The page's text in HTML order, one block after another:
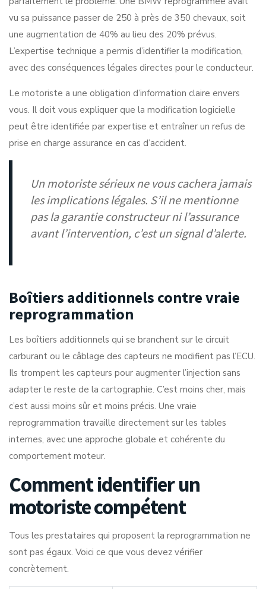
vu sa puissance passer de 250 à près de 350 chevaux, soit
une augmentation de 40% au lieu des 20% prévus.
L’expertise technique a permis d’identifier la modification,
avec des conséquences légales directes pour le conducteur.
Le motoriste a une obligation d’information claire envers
vous. Il doit vous expliquer que la modification logicielle
peut être identifiée par expertise et entraîner un refus de
prise en charge assurance en cas d’accident.
Un motoriste sérieux ne vous cachera jamais
les implications légales. S’il ne mentionne
pas la garantie constructeur ni l’assurance
avant l’intervention, c’est un signal d’alerte.
Boîtiers additionnels contre vraie
reprogrammation
Les boîtiers additionnels qui se branchent sur le circuit
carburant ou le câblage des capteurs ne modifient pas l’ECU.
Ils trompent les capteurs pour augmenter l’injection sans
adapter le reste de la cartographie. C’est moins cher, mais
c’est aussi moins sûr et moins précis. Une vraie
reprogrammation travaille directement sur les tables
internes, avec une approche globale et cohérente du
comportement moteur.
Comment identifier un
motoriste compétent
Tous les prestataires qui proposent la reprogrammation ne
sont pas égaux. Voici ce que vous devez vérifier
concrètement.